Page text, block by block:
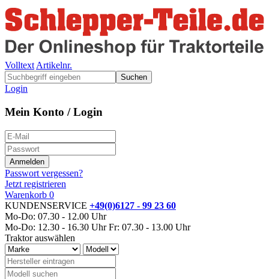
Volltext Artikelnr.
Suchen
Login
Mein Konto / Login
Passwort vergessen?
Jetzt registrieren
Warenkorb 0
KUNDENSERVICE +49(0)6127 - 99 23 60
Mo-Do: 07.30 - 12.00 Uhr
Mo-Do: 12.30 - 16.30 Uhr Fr: 07.30 - 13.00 Uhr
Traktor auswählen